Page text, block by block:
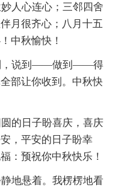
人心连心；三邻四舍
月很齐心；八月十五
中秋愉快！
说到——做到——得
部让你收到。中秋快
的日子盼喜庆，喜庆
，平安的日子盼幸
：预祝你中秋快乐！
地悬着。我楞楞地看